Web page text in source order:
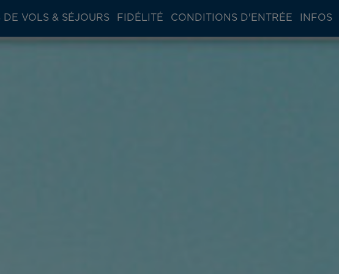
DE VOLS & SÉJOURS FIDÉLITÉ CONDITIONS D'ENTRÉE INFOS